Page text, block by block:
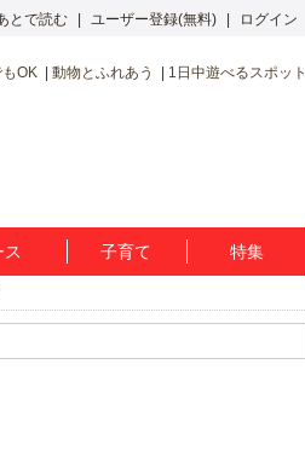
とで読む ユーザー登録(無料) ログイン
OK 動物とふれあう 1日中遊べるスポット
子育て 特集